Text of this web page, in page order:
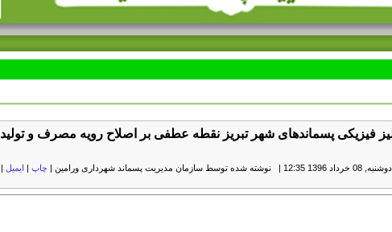
فیزیکی پسماندهای شهر تبریز نقطه عطفی بر اصلاح رویه مصرف و تولید
1396 12:35
| نوشته شده توسط سازمان مدیریت پسماند شهرداری ورامین | چاپ | ایمیل |